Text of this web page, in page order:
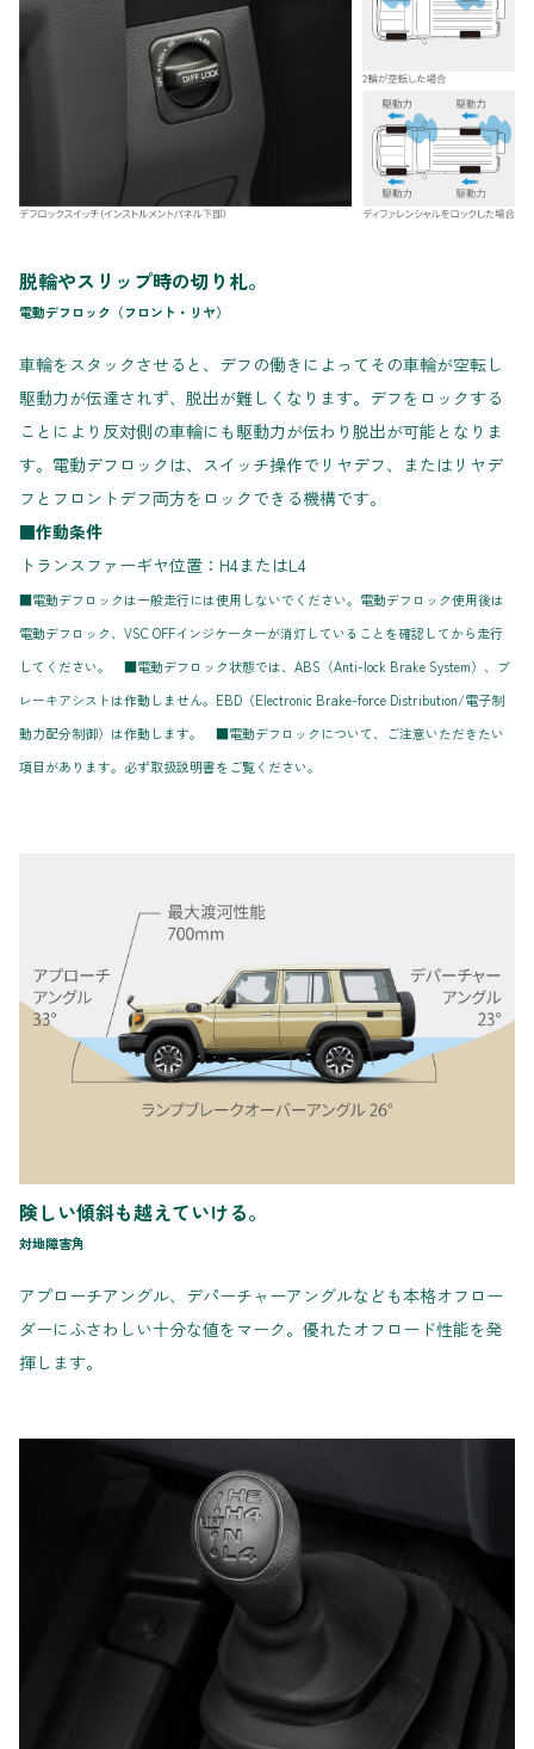
脱輪やスリップ時の切り札。
電動デフロック（フロント・リヤ）
車輪をスタックさせると、デフの働きによってその車輪が空転し
駆動力が伝達されず、脱出が難しくなります。デフをロックする
ことにより反対側の車輪にも駆動力が伝わり脱出が可能となりま
す。電動デフロックは、スイッチ操作でリヤデフ、またはリヤデ
フとフロントデフ両方をロックできる機構です。
■作動条件
トランスファーギヤ位置：H4またはL4
■電動デフロックは一般走行には使用しないでください。電動デフロック使用後は
電動デフロック、VSC OFFインジケーターが消灯していることを確認してから走行
してください。 ■電動デフロック状態では、ABS（Anti-lock Brake System）、ブ
レーキアシストは作動しません。EBD（Electronic Brake-force Distribution/電子制
動力配分制御）は作動します。 ■電動デフロックについて、ご注意いただきたい
項目があります。必ず取扱説明書をご覧ください。
険しい傾斜も越えていける。
対地障害角
アプローチアングル、デパーチャーアングルなども本格オフロー
ダーにふさわしい十分な値をマーク。優れたオフロード性能を発
揮します。